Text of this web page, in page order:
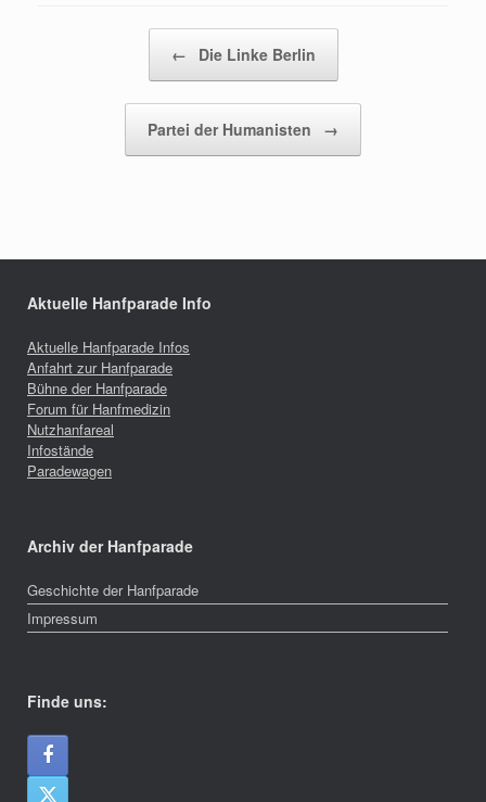
← Die Linke Berlin
Partei der Humanisten →
Aktuelle Hanfparade Info
Aktuelle Hanfparade Infos
Anfahrt zur Hanfparade
Bühne der Hanfparade
Forum für Hanfmedizin
Nutzhanfareal
Infostände
Paradewagen
Archiv der Hanfparade
Geschichte der Hanfparade
Impressum
Finde uns: